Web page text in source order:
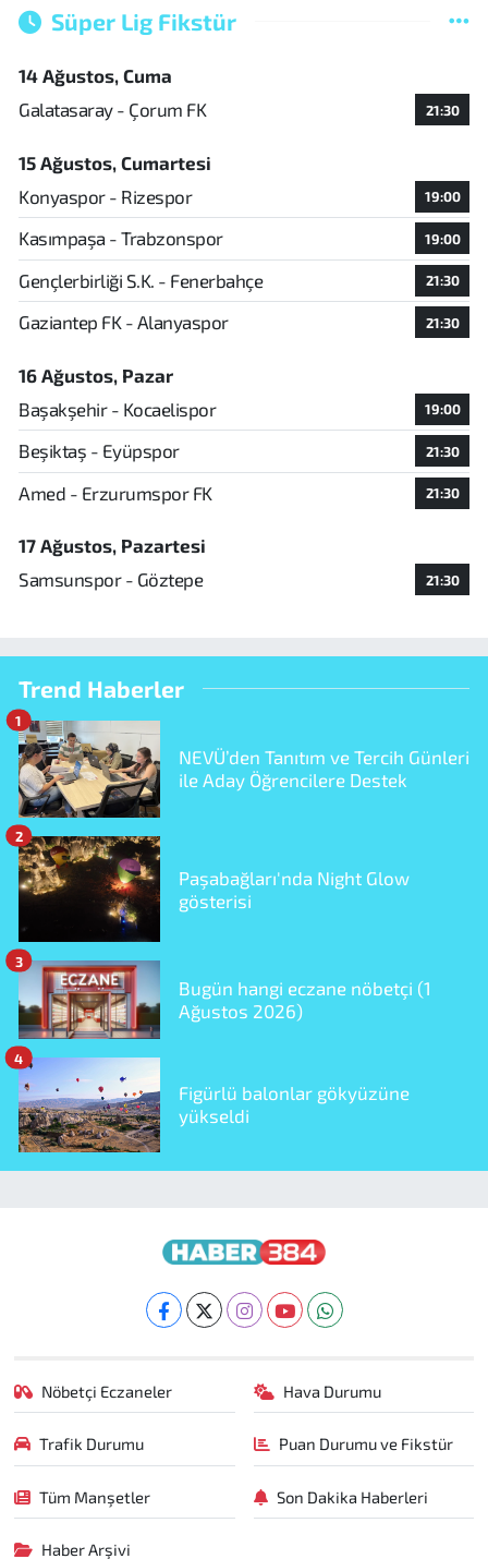
Süper Lig Fikstür
14 Ağustos, Cuma
Galatasaray - Çorum FK
21:30
15 Ağustos, Cumartesi
Konyaspor - Rizespor
19:00
Kasımpaşa - Trabzonspor 19:00
Gençlerbirliği S.K. - Fenerbahçe 21:30
Gaziantep FK - Alanyaspor 21:30
16 Ağustos, Pazar
Başakşehir - Kocaelispor
19:00
Beşiktaş - Eyüpspor 21:30
Amed - Erzurumspor FK 21:30
17 Ağustos, Pazartesi
Samsunspor - Göztepe
21:30
Trend Haberler
NEVÜ’den Tanıtım ve Tercih Günleri
ile Aday Öğrencilere Destek
1
Paşabağları'nda Night Glow
gösterisi
2
Bugün hangi eczane nöbetçi (1
Ağustos 2026)
3
Figürlü balonlar gökyüzüne
yükseldi
4
Nöbetçi Eczaneler Hava Durumu
Trafik Durumu Puan Durumu ve Fikstür
Tüm Manşetler Son Dakika Haberleri
Haber Arşivi